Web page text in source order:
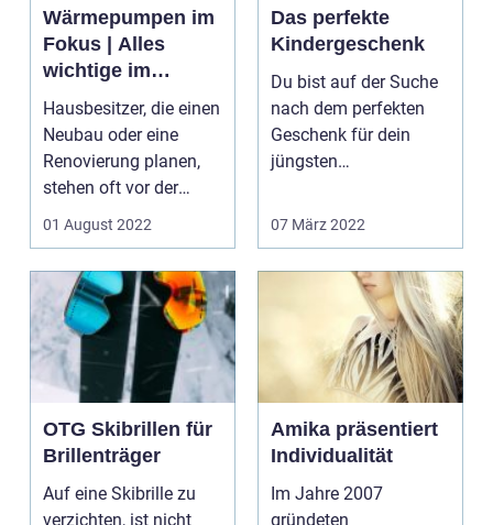
Wärmepumpen im
Fokus | Alles
wichtige im
Überblick
Hausbesitzer, die einen
Neubau oder eine
Renovierung planen,
stehen oft vor der
Entscheidung,
welche...
01 August 2022
Das perfekte
Kindergeschenk
Du bist auf der Suche
nach dem perfekten
Geschenk für dein
jüngsten
bist Patenta...
07 März 2022
OTG Skibrillen für
Brillenträger
Auf eine Skibrille zu
verzichten, ist nicht
Amika präsentiert
Individualität
Im Jahre 2007
gründeten